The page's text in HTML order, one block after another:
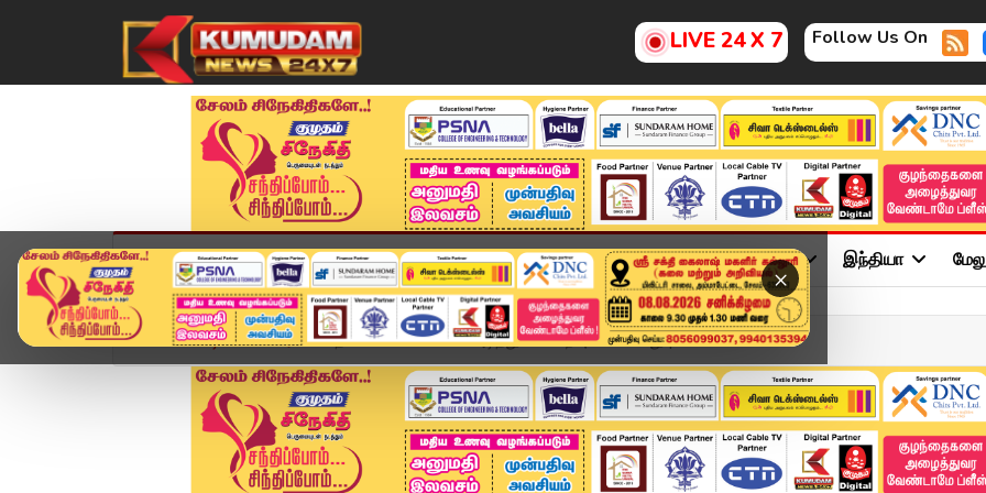
LIVE 24 X 7 Follow Us On
×
முகப்பு விளையாட்டு அண்மை தமிழ்நாடு சினிமா அரசியல் விளையாட்டு இந்தியா
Home வீடியோ ஸ்டோரி உதகையில் பெண்ணை அடித்துக்கொ*ற புலி சிக்கியது | ...